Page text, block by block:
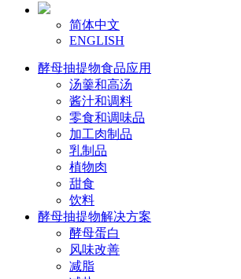
简体中文
ENGLISH
酵母抽提物食品应用
汤羹和高汤
酱汁和调料
零食和调味品
加工肉制品
乳制品
植物肉
甜食
饮料
酵母抽提物解决方案
酵母蛋白
风味改善
减脂